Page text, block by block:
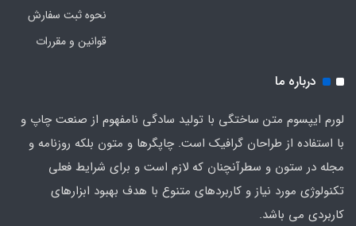
نحوه ثبت سفارش
قوانین و مقررات
درباره ما
لورم ایپسوم متن ساختگی با تولید سادگی نامفهوم از صنعت چاپ و
با استفاده از طراحان گرافیک است. چاپگرها و متون بلکه روزنامه و
مجله در ستون و سطرآنچنان که لازم است و برای شرایط فعلی
تکنولوژی مورد نیاز و کاربردهای متنوع با هدف بهبود ابزارهای
کاربردی می باشد.